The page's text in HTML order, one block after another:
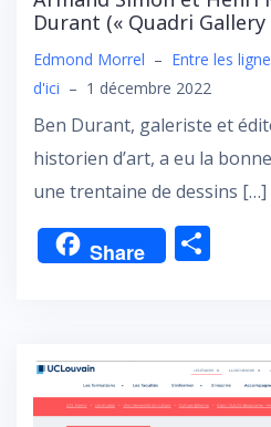
Durant (« Quadri Gallery
Edmond Morrel – Entre les
d'ici – 1 décembre 2022
Ben Durant, galeriste et
historien d’art, a eu la
une trentaine de dessins […]
Share
g
er